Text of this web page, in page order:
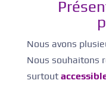
Nous avons
Nous souhaitons
surtout